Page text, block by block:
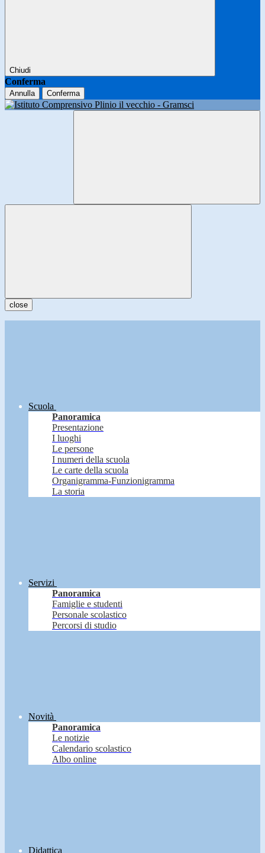
Chiudi
Conferma
Annulla Conferma
close
Scuola
Panoramica
Presentazione
I luoghi
Le persone
I numeri della scuola
Le carte della scuola
Organigramma-Funzionigramma
La storia
Servizi
Panoramica
Famiglie e studenti
Personale scolastico
Percorsi di studio
Novità
Panoramica
Le notizie
Calendario scolastico
Albo online
Didattica